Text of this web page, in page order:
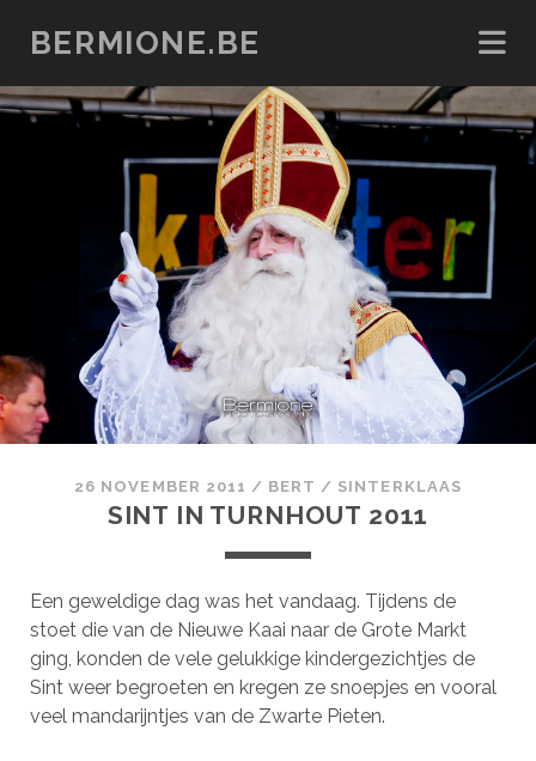
BERMIONE.BE
26 NOVEMBER 2011 / BERT / SINTERKLAAS
SINT IN TURNHOUT 2011
Een geweldige dag was het vandaag. Tijdens de
stoet die van de Nieuwe Kaai naar de Grote Markt
ging, konden de vele gelukkige kindergezichtjes de
Sint weer begroeten en kregen ze snoepjes en vooral
veel mandarijntjes van de Zwarte Pieten.